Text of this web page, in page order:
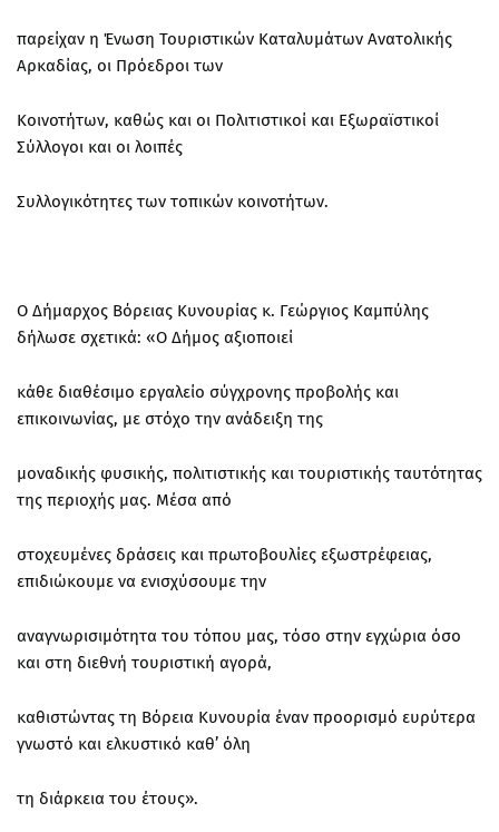
παρείχαν η Ένωση Τουριστικών Καταλυμάτων Ανατολικής
Αρκαδίας, οι Πρόεδροι των
Κοινοτήτων, καθώς και οι Πολιτιστικοί και Εξωραϊστικοί
Σύλλογοι και οι λοιπές
Συλλογικότητες των τοπικών κοινοτήτων.
Ο Δήμαρχος Βόρειας Κυνουρίας κ. Γεώργιος Καμπύλης
δήλωσε σχετικά: «Ο Δήμος αξιοποιεί
κάθε διαθέσιμο εργαλείο σύγχρονης προβολής και
επικοινωνίας, με στόχο την ανάδειξη της
μοναδικής φυσικής, πολιτιστικής και τουριστικής ταυτότητας
της περιοχής μας. Μέσα από
στοχευμένες δράσεις και πρωτοβουλίες εξωστρέφειας,
επιδιώκουμε να ενισχύσουμε την
αναγνωρισιμότητα του τόπου μας, τόσο στην εγχώρια όσο
και στη διεθνή τουριστική αγορά,
καθιστώντας τη Βόρεια Κυνουρία έναν προορισμό ευρύτερα
γνωστό και ελκυστικό καθ’ όλη
τη διάρκεια του έτους».